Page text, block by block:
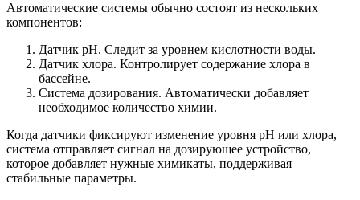
Автоматические системы обычно состоят из нескольких
компонентов:
Датчик pH. Следит за уровнем кислотности воды.
Датчик хлора. Контролирует содержание хлора в
бассейне.
Система дозирования. Автоматически добавляет
необходимое количество химии.
Когда датчики фиксируют изменение уровня pH или хлора,
система отправляет сигнал на дозирующее устройство,
которое добавляет нужные химикаты, поддерживая
стабильные параметры.